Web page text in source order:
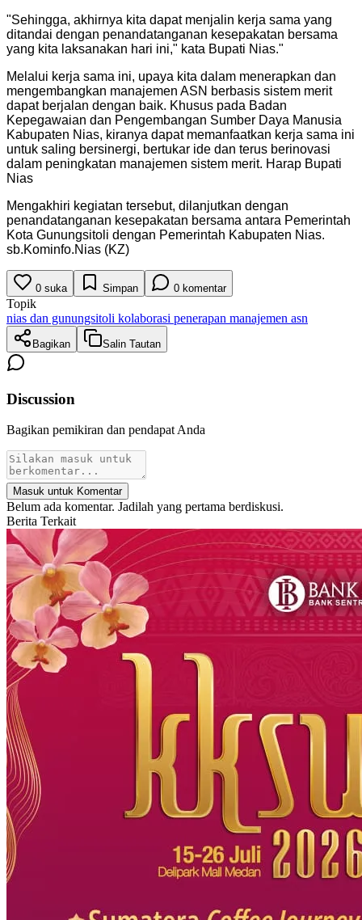
"Sehingga, akhirnya kita dapat menjalin kerja sama yang
ditandai dengan penandatanganan kesepakatan bersama
yang kita laksanakan hari ini," kata Bupati Nias."
Melalui kerja sama ini, upaya kita dalam menerapkan dan
mengembangkan manajemen ASN berbasis sistem merit
dapat berjalan dengan baik. Khusus pada Badan
Kepegawaian dan Pengembangan Sumber Daya Manusia
Kabupaten Nias, kiranya dapat memanfaatkan kerja sama ini
untuk saling bersinergi, bertukar ide dan terus berinovasi
dalam peningkatan manajemen sistem merit. Harap Bupati
Nias
Mengakhiri kegiatan tersebut, dilanjutkan dengan
penandatanganan kesepakatan bersama antara Pemerintah
Kota Gunungsitoli dengan Pemerintah Kabupaten Nias.
sb.Kominfo.Nias (KZ)
0 suka Simpan 0 komentar
Topik
nias dan gunungsitoli kolaborasi penerapan manajemen asn
Bagikan Salin Tautan
Discussion
Bagikan pemikiran dan pendapat Anda
Masuk untuk Komentar
Belum ada komentar. Jadilah yang pertama berdiskusi.
Berita Terkait